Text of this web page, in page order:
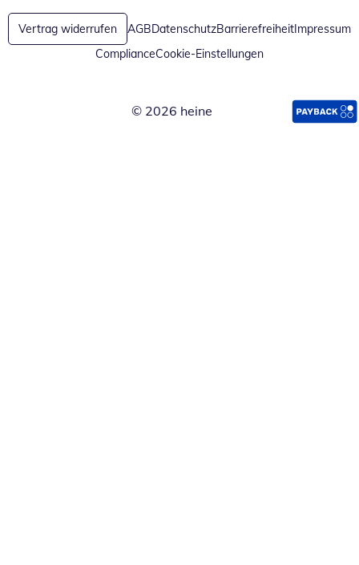
Vertrag widerrufen AGBDatenschutzBarrierefreiheitImpressum
ComplianceCookie-Einstellungen
© 2026 heine